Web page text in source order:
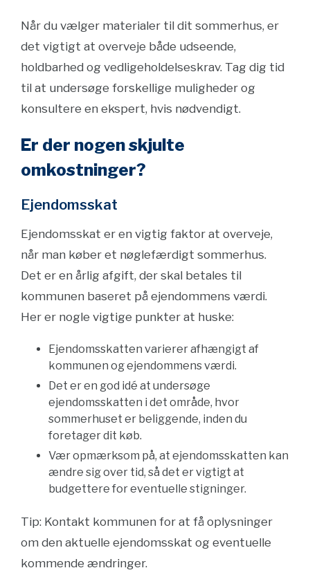
Når du vælger materialer til dit sommerhus, er
det vigtigt at overveje både udseende,
holdbarhed og vedligeholdelseskrav. Tag dig tid
til at undersøge forskellige muligheder og
konsultere en ekspert, hvis nødvendigt.
Er der nogen skjulte
omkostninger?
Ejendomsskat
Ejendomsskat er en vigtig faktor at overveje,
når man køber et nøglefærdigt sommerhus.
Det er en årlig afgift, der skal betales til
kommunen baseret på ejendommens værdi.
Her er nogle vigtige punkter at huske:
Ejendomsskatten varierer afhængigt af
kommunen og ejendommens værdi.
Det er en god idé at undersøge
ejendomsskatten i det område, hvor
sommerhuset er beliggende, inden du
foretager dit køb.
Vær opmærksom på, at ejendomsskatten kan
ændre sig over tid, så det er vigtigt at
budgettere for eventuelle stigninger.
Tip: Kontakt kommunen for at få oplysninger
om den aktuelle ejendomsskat og eventuelle
kommende ændringer.